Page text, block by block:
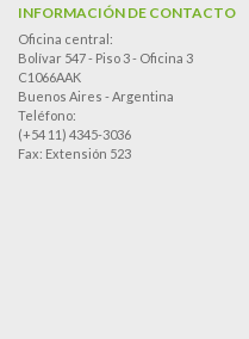
INFORMACIÓN DE CONTACTO
Oficina central:
Bolívar 547 - Piso 3 - Oficina 3
C1066AAK
Buenos Aires - Argentina
Teléfono:
(+54 11) 4345-3036
Fax: Extensión 523